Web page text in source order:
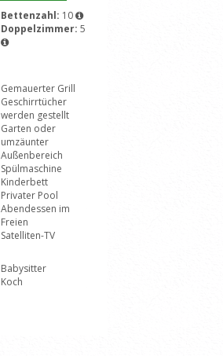
Bettenzahl: 10
Doppelzimmer: 5
Gemauerter Grill
Geschirrtücher
werden gestellt
Garten oder
umzäunter
Außenbereich
Spülmaschine
Kinderbett
Privater Pool
Abendessen im
Freien
Satelliten-TV
Babysitter
Koch